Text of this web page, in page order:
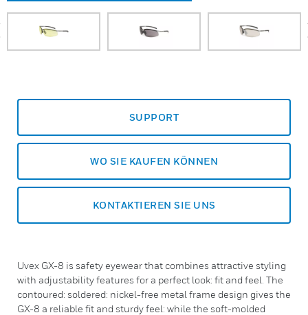
SUPPORT
WO SIE KAUFEN KÖNNEN
KONTAKTIEREN SIE UNS
Uvex GX-8 is safety eyewear that combines attractive styling
with adjustability features for a perfect look: fit and feel. The
contoured: soldered: nickel-free metal frame design gives the
GX-8 a reliable fit and sturdy feel: while the soft-molded